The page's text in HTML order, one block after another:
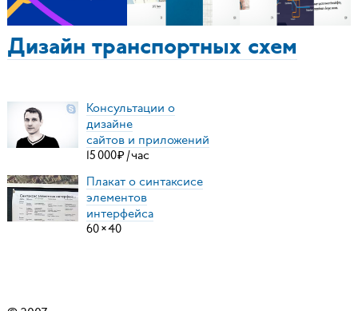
Дизайн транспортных схем
Консультации о
дизайне
сайтов и приложений
15000₽ /час
Плакат о синтаксисе
элементов
интерфейса
60×40